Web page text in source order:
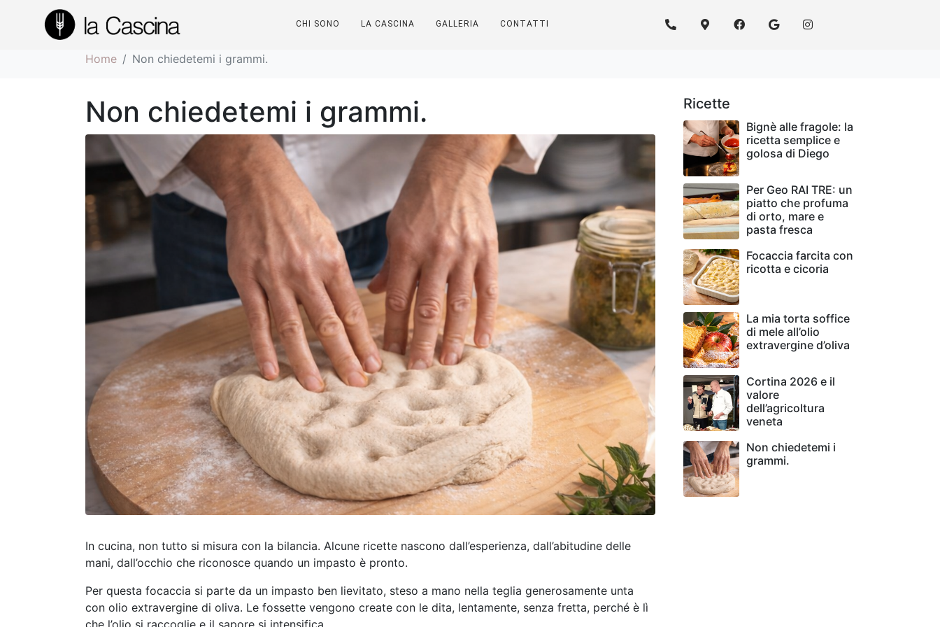
CHI SONO LA CASCINA GALLERIA CONTATTI
Non chiedetemi i grammi.
Home Non chiedetemi i grammi.
Non chiedetemi i grammi.
In cucina, non tutto si misura con la bilancia. Alcune ricette nascono dall’esperienza, dall’abitudine delle
mani, dall’occhio che riconosce quando un impasto è pronto.
Per questa focaccia si parte da un impasto ben lievitato, steso a mano nella teglia generosamente unta
con olio extravergine di oliva. Le fossette vengono create con le dita, lentamente, senza fretta, perché è lì
Ricette
Bignè alle fragole: la
ricetta semplice e
golosa di Diego
Per Geo RAI TRE: un
piatto che profuma
di orto, mare e
pasta fresca
Focaccia farcita con
ricotta e cicoria
La mia torta soffice
di mele all’olio
extravergine d’oliva
Cortina 2026 e il
valore
dell’agricoltura
veneta
Non chiedetemi i
grammi.